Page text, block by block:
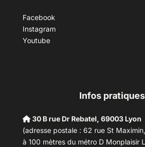
Facebook
Instagram
Youtube
Infos pratiques
30 B rue Dr Rebatel, 69003 Lyon
(adresse postale : 62 rue St
à 100 mètres du métro D Monplaisir